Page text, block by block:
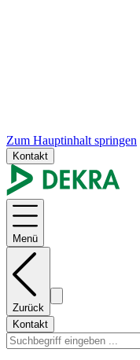
Zum Hauptinhalt springen
Kontakt
Menü
Zurück
Kontakt